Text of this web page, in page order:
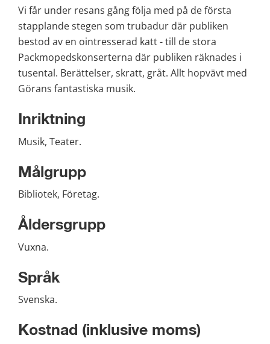
Vi får under resans gång följa med på de första
stapplande stegen som trubadur där publiken
bestod av en ointresserad katt - till de stora
Packmopedskonserterna där publiken räknades i
tusental. Berättelser, skratt, gråt. Allt hopvävt med
Görans fantastiska musik.
Inriktning
Musik, Teater.
Målgrupp
Bibliotek, Företag.
Åldersgrupp
Vuxna.
Språk
Svenska.
Kostnad (inklusive moms)